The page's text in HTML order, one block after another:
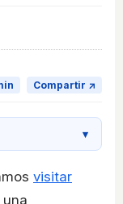
Compartir ↗
▾
visitar